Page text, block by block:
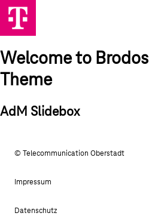
Welcome to
Theme
AdM Slidebox
© Telecommunication Oberstadt
Impressum
Datenschutz